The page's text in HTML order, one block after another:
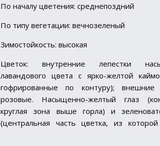
По началу цветения: среднепоздний
По типу вегетации: вечнозеленый
Зимостойкость: высокая
Цветок: внутренние лепестки
лавандового цвета с ярко-желтой
гофрированные по контуру); внешние
розовые. Насыщенно-желтый глаз
круглая зона выше горла) и
(центральная часть цветка, из